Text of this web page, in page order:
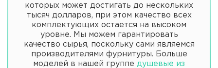
которых может достигать до нескольких
тысяч долларов, при этом качество всех
комплектующих остается на высоком
уровне. Мы можем гарантировать
качество сырья, поскольку сами являемся
производителями фурнитуры. Больше
моделей в нашей группе душевые из